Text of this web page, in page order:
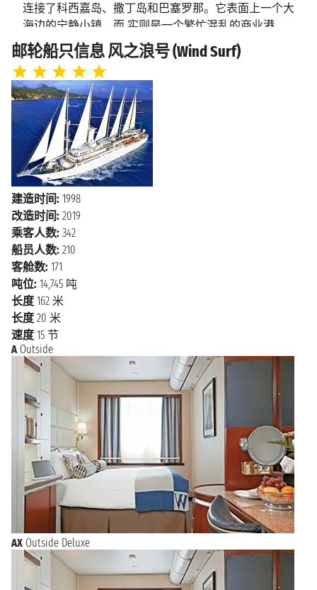
2026年9月1日星期二
上午8:30 - 下午6:00
埃尔科莱港
2026年9月2日星期三
上午6:00 下午11:59
奇维塔韦基
连接了科西嘉岛、撒丁岛和巴塞罗那。它表面上一个大
海边的宁静小镇，而 实则是一个繁忙混乱的商业港
口。 这个小城沿着绵延的海岸线发展的，在以北的米
尼翁河（Mignon River）和以南的马兰戈内河
（Marangone River）之间。 这里有很多海湾和沙滩，同
时也是意大利中部的一个艺术和历史名城。这座古老小
城里有很多历 史古迹、花园、别墅和艺术品，参观完
这些文化遗迹后，您还可以前往第勒尼安海的沙滩上晒
晒 太阳、去参观菲康塞拉温泉浴场，或是近距离参观
伊特鲁里亚人的发掘地。所以无论是体验慵懒 的地中
海生活还是参观辉煌的历史古迹，这里都是绝佳的旅游
地。
邮轮船只信息 风之浪号 (Wind Surf)
建造时间: 1998
改造时间: 2019
乘客人数: 342
船员人数: 210
客舱数: 171
吨位: 14,745 吨
长度 162 米
长度 20 米
速度 15 节
A Outside
AX Outside Deluxe